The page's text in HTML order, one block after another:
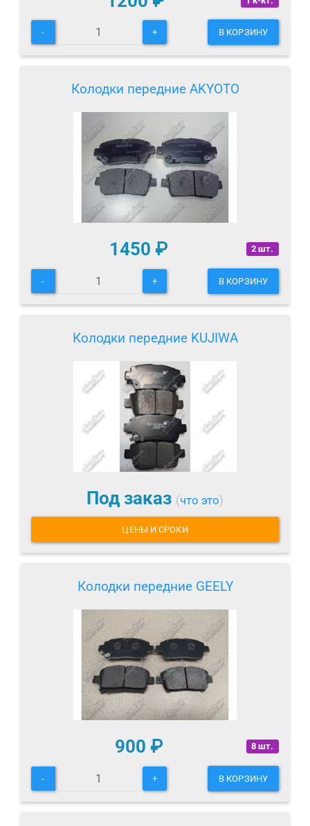
- + В КОРЗИНУ
Колодки передние AKYOTO
2 шт.
1450 ₽
- + В КОРЗИНУ
Колодки передние KUJIWA
Под заказ (что это)
ЦЕНЫ И СРОКИ
Колодки передние GEELY
8 шт.
900 ₽
- + В КОРЗИНУ